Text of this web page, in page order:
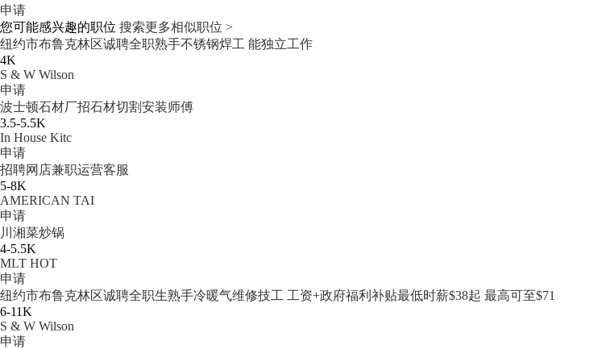
申请
您可能感兴趣的职位 搜索更多相似职位 >
纽约市布鲁克林区诚聘全职熟手不锈钢焊工 能独立工作
4K
S & W Wilson
申请
波士顿石材厂招石材切割安装师傅
3.5-5.5K
In House Kitc
申请
招聘网店兼职运营客服
5-8K
AMERICAN TAI
申请
川湘菜炒锅
4-5.5K
MLT HOT
申请
纽约市布鲁克林区诚聘全职生熟手冷暖气维修技工 工资+政府福利补贴最低时薪$38起 最高可至$71
6-11K
S & W Wilson
申请